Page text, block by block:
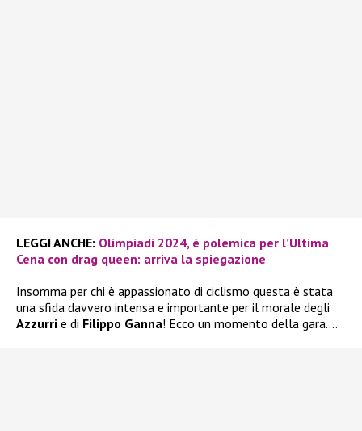
LEGGI ANCHE: Olimpiadi 2024, è polemica per l’Ultima
Cena con drag queen: arriva la spiegazione
Insomma per chi è appassionato di ciclismo questa è stata
una sfida davvero intensa e importante per il morale degli
Azzurri e di Filippo Ganna! Ecco un momento della gara….